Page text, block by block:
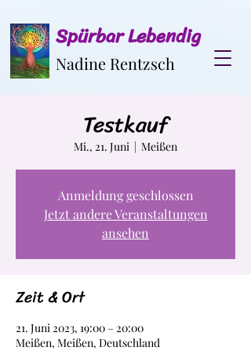
Spürbar Lebendig
Nadine Rentzsch
Testkauf
Mi., 21. Juni
  |
Meißen
Anmeldung geschlossen
Jetzt andere Veranstaltungen
ansehen
Zeit & Ort
21. Juni 2023, 19:00 – 20:00
Meißen, Meißen, Deutschland